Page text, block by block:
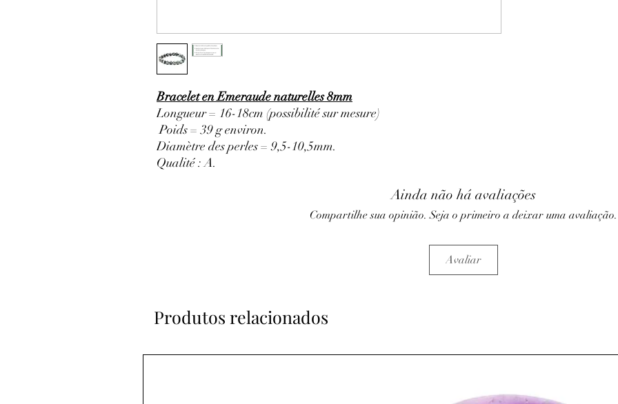
Bracelet en Emeraude naturelles 8mm
Longueur = 16-18cm (possibilité sur mesure)
Poids = 39 g environ.
Diamètre des perles = 9,5-10,5mm.
Qualité : A.
Ainda não há avaliações
Compartilhe sua opinião. Seja o primeiro a deixar uma avaliação.
Avaliar
Produtos relacionados